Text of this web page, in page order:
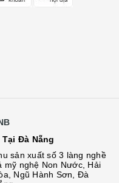
Tại Đà Nẵng
sản xuất số 3 làng nghề
mỹ nghệ Non Nước, Hải
Ngũ Hành Sơn, Đà